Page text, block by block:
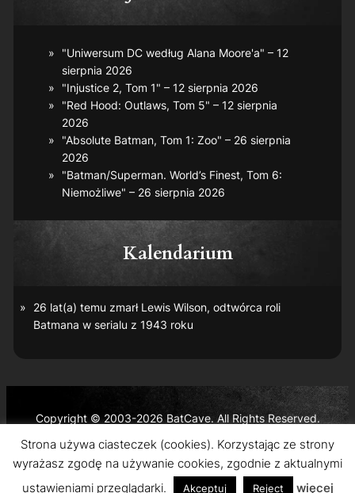
"Uniwersum DC według Alana Moore'a" – 12
sierpnia 2026
"Injustice 2, Tom 1" – 12 sierpnia 2026
"Red Hood: Outlaws, Tom 5" – 12 sierpnia
2026
"Absolute Batman, Tom 1: Zoo" – 26 sierpnia
2026
"Batman/Superman. World’s Finest, Tom 6:
Niemożliwe" – 26 sierpnia 2026
Kalendarium
26 lat(a) temu zmarł Lewis Wilson, odtwórca roli
Batmana w serialu z 1943 roku
Copyright © 2003-2026 BatCave. All Rights Reserved.
trademarks of © DC Comics and Warner Bros. Entertainment
Inc.
Strona używa ciasteczek (cookies). Korzystając ze strony
wyrażasz zgodę na używanie cookies, zgodnie z aktualnymi
ustawieniami przeglądarki.
Akceptuj Reject więcej